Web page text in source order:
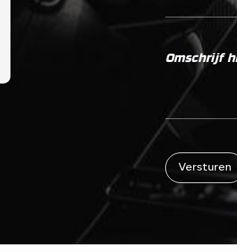
Omschrijf
Versturen
Versturen